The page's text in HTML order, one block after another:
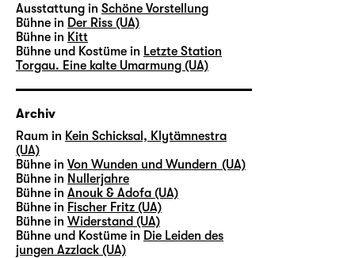
Ausstattung in Schöne Vorstellung
Bühne in Der Riss (UA)
Bühne in Kitt
Bühne und Kostüme in Letzte Station
Torgau. Eine kalte Umarmung (UA)
Archiv
Raum in Kein Schicksal, Klytämnestra
(UA)
Bühne in Von Wunden und Wundern (UA)
Bühne in Nullerjahre
Bühne in Anouk & Adofa (UA)
Bühne in Fischer Fritz (UA)
Bühne in Widerstand (UA)
Bühne und Kostüme in Die Leiden des
jungen Azzlack (UA)